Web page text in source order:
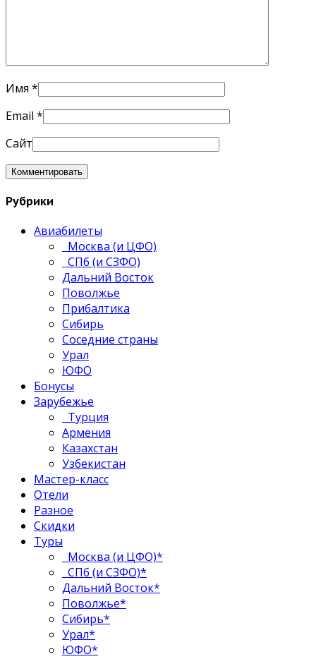
Имя *
Email *
Сайт
Рубрики
Авиабилеты
Москва (и ЦФО)
СПб (и СЗФО)
Дальний Восток
Поволжье
Прибалтика
Сибирь
Соседние страны
Урал
ЮФО
Бонусы
Зарубежье
Турция
Армения
Казахстан
Узбекистан
Мастер-класс
Отели
Разное
Скидки
Туры
Москва (и ЦФО)*
СПб (и СЗФО)*
Дальний Восток*
Поволжье*
Сибирь*
Урал*
ЮФО*